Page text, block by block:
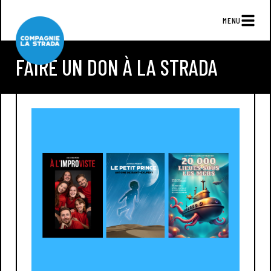
MENU
FAIRE UN DON À LA STRADA